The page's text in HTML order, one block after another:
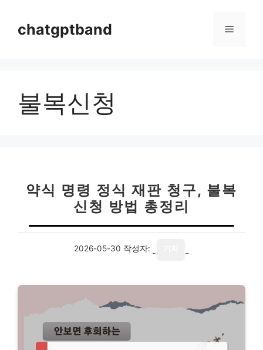
chatgptband 메
불복신청
약식 명령 정식 재판 청구, 불복
신청 방법 총정리
2026-05-30 작성자: